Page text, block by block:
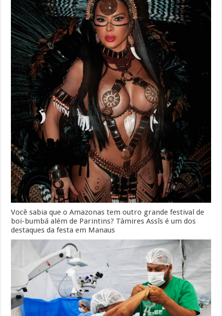
Você sabia que o Amazonas tem outro grande festival de
boi-bumbá além de Parintins? Tàmires Assîs é um dos
destaques da festa em Manaus